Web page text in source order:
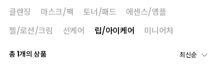
클렌징 마스크/팩 토너/패드
에센스/앰플
젤/로션/크림
선케어 립/아이케어 미니어처
총1개의 상품